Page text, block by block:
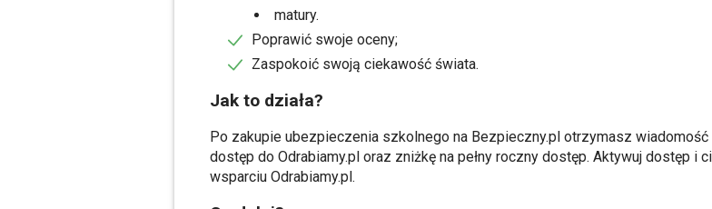
matury.
Poprawić swoje oceny;
Zaspokoić swoją ciekawość świata.
Jak to działa?
Po zakupie ubezpieczenia szkolnego na Bezpieczny.pl otrzymasz
dostęp do Odrabiamy.pl oraz zniżkę na pełny roczny dostęp. Aktywuj dostęp i
wsparciu Odrabiamy.pl.